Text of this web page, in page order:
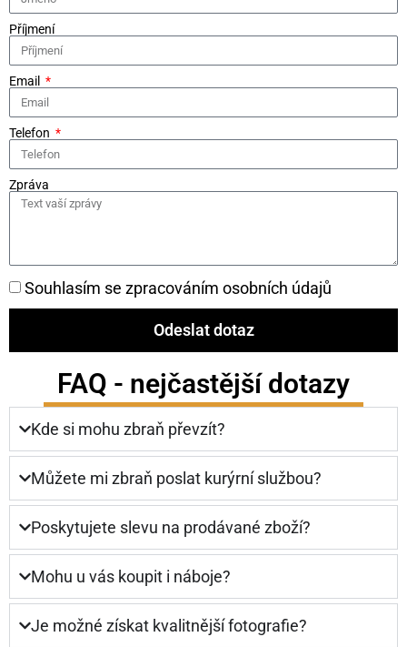
Příjmení
Email
Telefon
Zpráva
Souhlasím se zpracováním osobních údajů
Odeslat dotaz
FAQ - nejčastější dotazy
Kde si mohu zbraň převzít?
Můžete mi zbraň poslat kurýrní službou?
Poskytujete slevu na prodávané zboží?
Mohu u vás koupit i náboje?
Je možné získat kvalitnější fotografie?